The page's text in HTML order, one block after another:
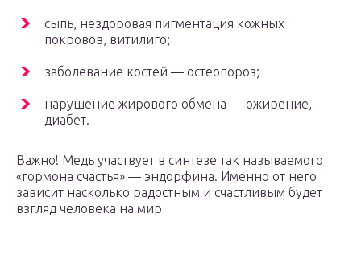
сыпь, нездоровая пигментация кожных
покровов, витилиго;
заболевание костей — остеопороз;
нарушение жирового обмена — ожирение,
диабет.
Важно! Медь участвует в синтезе так называемого
«гормона счастья» — эндорфина. Именно от него
зависит насколько радостным и счастливым будет
взгляд человека на мир